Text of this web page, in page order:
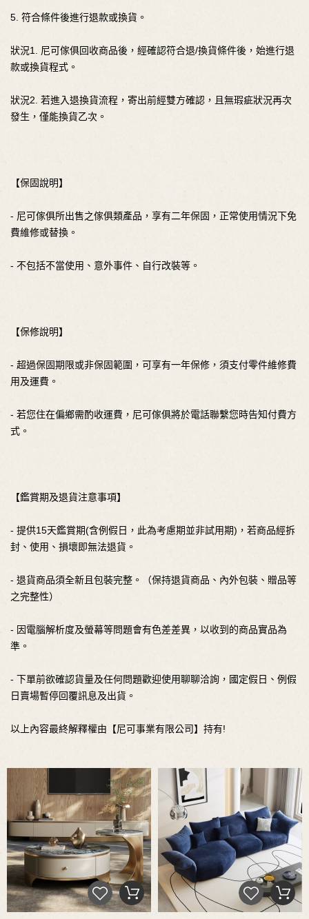
5. 符合條件後進行退款或換貨。
狀況1. 尼可傢俱回收商品後，經確認符合退/換貨條件後，始進行退
款或換貨程式。
狀況2. 若進入退換貨流程，寄出前經雙方確認，且無瑕疵狀況再次
發生，僅能換貨乙次。
【保固說明】
- 尼可傢俱所出售之傢俱類產品，享有二年保固，正常使用情況下免
費維修或替換。
- 不包括不當使用、意外事件、自行改裝等。
【保修說明】
- 超過保固期限或非保固範圍，可享有一年保修，須支付零件維修費
用及運費。
- 若您住在偏鄉需酌收運費，尼可傢俱將於電話聯繫您時告知付費方
式。
【鑑賞期及退貨注意事項】
- 提供15天鑑賞期(含例假日，此為考慮期並非試用期)，若商品經拆
封、使用、損壞即無法退貨。
- 退貨商品須全新且包裝完整。（保持退貨商品、內外包裝、贈品等
之完整性）
- 因電腦解析度及螢幕等問題會有色差差異，以收到的商品實品為
準。
- 下單前欲確認貨量及任何問題歡迎使用聊聊洽詢，國定假日、例假
日賣場暫停回覆訊息及出貨。
以上內容最終解釋權由【尼可事業有限公司】持有!